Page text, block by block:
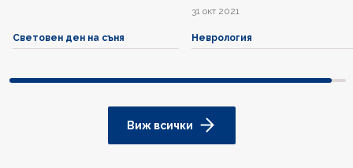
Световен ден на съня
31 окт 2021
Неврология
Виж всички